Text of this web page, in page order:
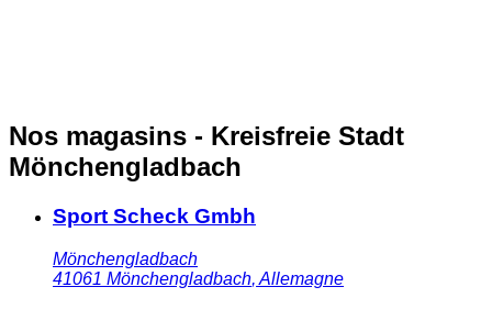
Nos magasins - Kreisfreie Stadt
Mönchengladbach
Sport Scheck Gmbh
Mönchengladbach
41061 Mönchengladbach, Allemagne